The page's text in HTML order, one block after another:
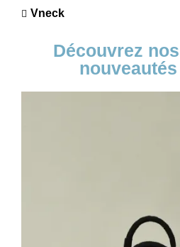
Vneck
Découvrez